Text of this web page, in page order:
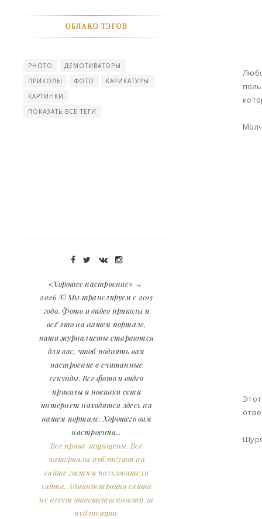
ОБЛАКО ТЭГОВ
PHOTO
ДЕМОТИВАТОРЫ
ПРИКОЛЫ
ФОТО
КАРИКАТУРЫ
КАРТИНКИ
ПОКАЗАТЬ ВСЕ ТЕГИ
«Хорошее настроение» →
2026 © Мы транслируем с 2013
года. Фото и видео приколы и
всё это на нашем портале,
наши журналисты стараются
для вас, чтоб поднять вам
настроение в считанные
секунды. Все фото и видео
приколы и новинки сети
интернет находятся здесь на
нашем портале. Хорошего вам
настроения...
Все права защищены. Все
материалы публикуют на
сайте гости и пользователи
сайта. Администрация сайта
не несет ответственности за
публикации.